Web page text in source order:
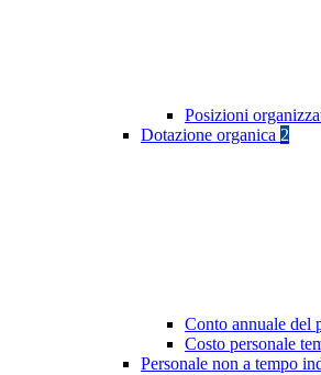
Posizioni
Dotazione organica 2
Conto annuale del
Costo personale
Personale non a tempo